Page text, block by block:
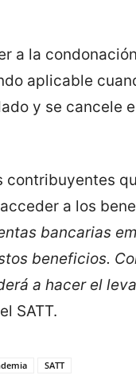
a la
aplicable
y se cancele
contribuyentes
a los
bancarias
beneficios.
a hacer el
SATT.
SATT